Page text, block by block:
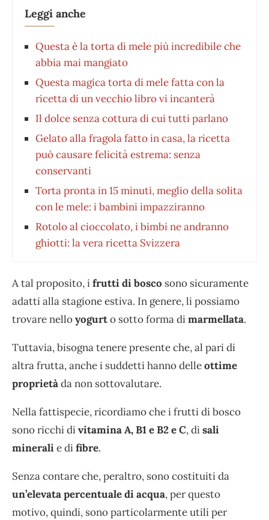
Leggi anche
Questa è la torta di mele più incredibile che
abbia mai mangiato
Questa magica torta di mele fatta con la
ricetta di un vecchio libro vi incanterà
Il dolce senza cottura di cui tutti parlano
Gelato alla fragola fatto in casa, la ricetta
può causare felicità estrema: senza
conservanti
Torta pronta in 15 minuti, meglio della solita
con le mele: i bambini impazziranno
Rotolo al cioccolato, i bimbi ne andranno
ghiotti: la vera ricetta Svizzera
A tal proposito, ifrutti di bosco sono sicuramente
adatti alla stagione estiva. In genere, li possiamo
trovare nelloyogurto sotto forma dimarmellata.
Tuttavia, bisogna tenere presente che, al pari di
altra frutta, anche i suddetti hanno delleottime
proprietàda non sottovalutare.
Nella fattispecie, ricordiamo che i frutti di bosco
sono ricchi divitamina A, B1 e B2 e C, disali
mineralie difibre.
Senza contare che, peraltro, sono costituiti da
un’elevata percentuale di acqua, per questo
motivo, quindi, sono particolarmente utili per